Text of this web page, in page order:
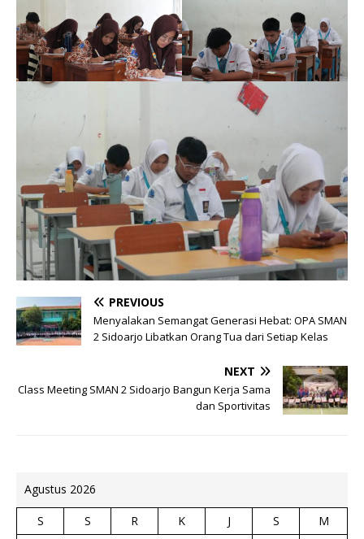
PREVIOUS
Menyalakan Semangat Generasi Hebat: OPA SMAN
2 Sidoarjo Libatkan Orang Tua dari Setiap Kelas
NEXT
Class Meeting SMAN 2 Sidoarjo Bangun Kerja Sama
dan Sportivitas
Agustus 2026
S S R K J S
M